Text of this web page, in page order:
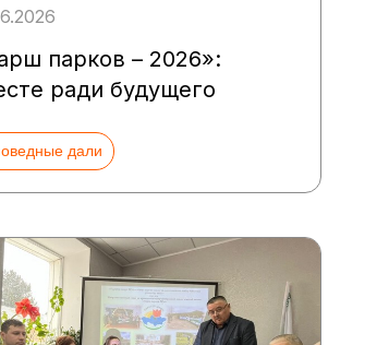
парков – 2026»:
ради будущего
дали